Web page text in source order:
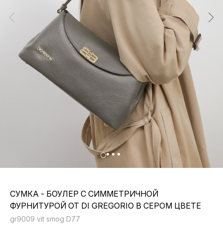
СУМКА - БОУЛЕР С СИММЕТРИЧНОЙ
ФУРНИТУРОЙ ОТ DI GREGORIO В СЕРОМ ЦВЕТЕ
gr9009 vit smog D77